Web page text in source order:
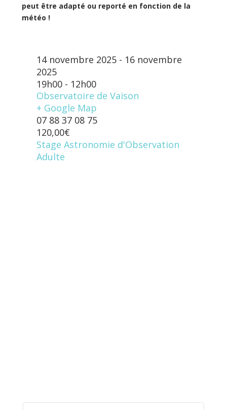
peut être adapté ou reporté en fonction de la
météo !
14 novembre 2025 - 16 novembre
2025
19h00 - 12h00
Observatoire de Vaison
+ Google Map
07 88 37 08 75
120,00€
Stage Astronomie d'Observation
Adulte